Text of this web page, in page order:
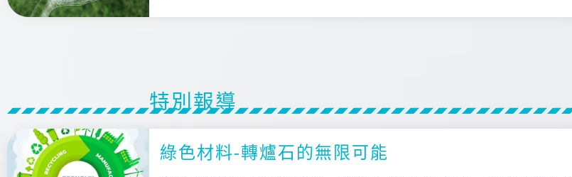
特別報導
綠色材料-轉爐石的無限可能